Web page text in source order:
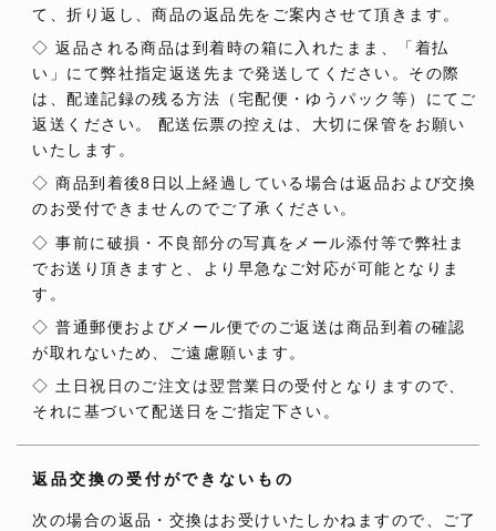
て、折り返し、商品の返品先をご案内させて頂きます。
◇ 返品される商品は到着時の箱に入れたまま、「着払
い」にて弊社指定返送先まで発送してください。その際
は、配達記録の残る方法（宅配便・ゆうパック等）にてご
返送ください。 配送伝票の控えは、大切に保管をお願い
いたします。
◇ 商品到着後8日以上経過している場合は返品および交換
のお受付できませんのでご了承ください。
◇ 事前に破損・不良部分の写真をメール添付等で弊社ま
でお送り頂きますと、より早急なご対応が可能となりま
す。
◇ 普通郵便およびメール便でのご返送は商品到着の確認
が取れないため、ご遠慮願います。
◇ 土日祝日のご注文は翌営業日の受付となりますので、
それに基づいて配送日をご指定下さい。
返品交換の受付ができないもの
次の場合の返品・交換はお受けいたしかねますので、ご了